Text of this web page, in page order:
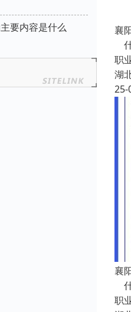
要内容是什么
襄
职
湖
25-
襄
职